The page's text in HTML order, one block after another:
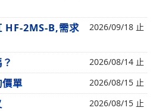
HF-2MS-B,需求
2026/09/18 止
2026/08/14 止
單 2026/08/15 止
2026/08/15 止